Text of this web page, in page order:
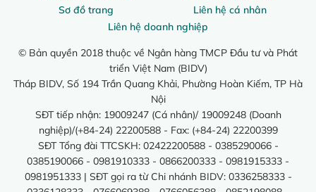
Sơ đồ trang
Liên hệ cá nhân
Liên hệ doanh nghiệp
© Bản quyền 2018 thuộc về Ngân hàng TMCP Đầu tư và Phát
triển Việt Nam (BIDV)
Tháp BIDV, Số 194 Trần Quang Khải, Phường Hoàn Kiếm, TP Hà
Nội
SĐT tiếp nhận: 19009247 (Cá nhân)/ 19009248 (Doanh
nghiệp)/(+84-24) 22200588 - Fax: (+84-24) 22200399
SĐT Tổng đài TTCSKH: 02422200588 - 0385290066 -
0385190066 - 0981910333 - 0866200333 - 0981915333 -
0981951333 | SĐT gọi ra từ Chi nhánh BIDV: 0336258333 -